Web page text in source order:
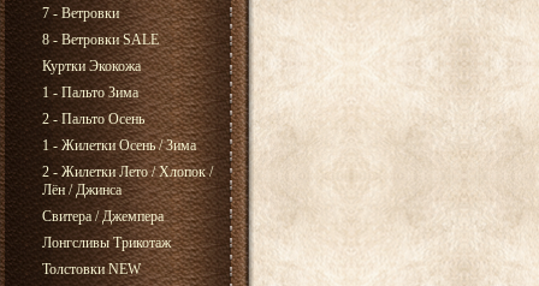
7 - Ветровки
8 - Ветровки SALE
Куртки Экокожа
1 - Пальто Зима
2 - Пальто Осень
1 - Жилетки Осень / Зима
2 - Жилетки Лето / Хлопок /
Лён / Джинса
Свитера / Джемпера
Лонгсливы Трикотаж
Толстовки NEW